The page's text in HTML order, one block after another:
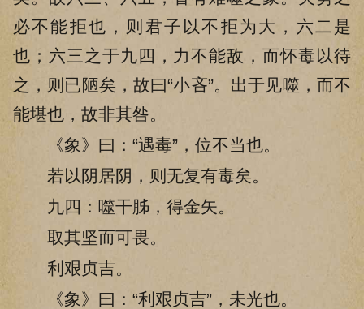
必不能拒也，则君子以不拒为大，六二是
也；六三之于九四，力不能敌，而怀毒以待
之，则已陋矣，故曰“小吝”。出于见噬，而不
能堪也，故非其咎。
《象》曰：“遇毒”，位不当也。
若以阴居阴，则无复有毒矣。
九四：噬干胏，得金矢。
取其坚而可畏。
利艰贞吉。
《象》曰：“利艰贞吉”，未光也。